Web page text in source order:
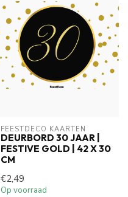
FEESTDECO KAARTEN
DEURBORD 30 JAAR |
FESTIVE GOLD | 42 X 30
CM
€2,49
Op voorraad